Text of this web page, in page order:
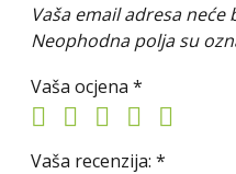
Vaša email adresa
Neophodna polja su
Vaša ocjena *
Vaša recenzija: *